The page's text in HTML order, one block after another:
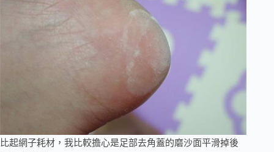
比起網子耗材，我比較擔心是足部去角蓋的磨沙面平滑掉後